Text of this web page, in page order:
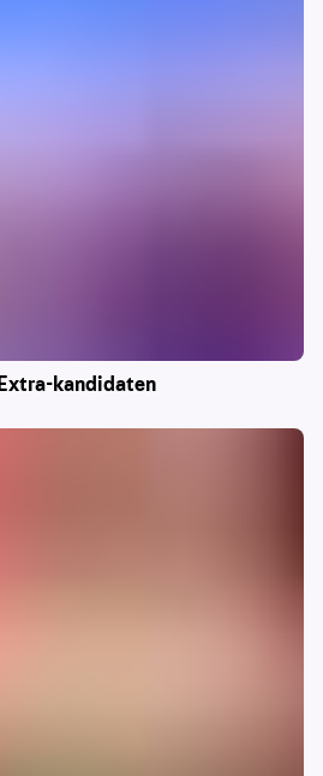
kandidaten